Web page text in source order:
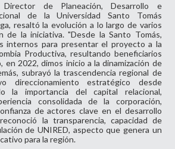
de Planeación, Desarrollo e
de la Universidad Santo Tomás
resaltó la evolución a lo largo de varios
de la iniciativa. "Desde la Santo Tomás,
internos para presentar el proyecto a la
Productiva, resultando beneficiarios
en 2022, dimos inicio a la dinamización de
subrayó la trascendencia regional de
direccionamiento estratégico desde
la importancia del capital relacional,
consolidada de la corporación,
de actores clave en el desarrollo
la transparencia, capacidad de
de UNIRED, aspecto que genera un
para la región.